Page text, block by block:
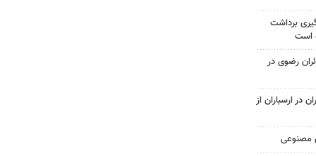
برداشت
است
رضوی در
ارسباران از
مصنوعی